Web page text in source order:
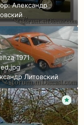
Александр
1971
Литовский